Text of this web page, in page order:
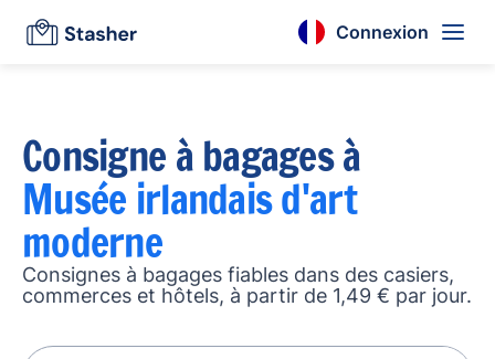
Connexion
Consigne à bagages à
Musée irlandais d'art
moderne
Consignes à bagages fiables dans des casiers,
commerces et hôtels, à partir de 1,49 € par jour.